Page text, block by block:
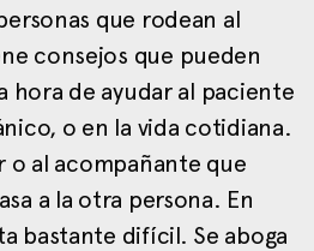
que rodean al
consejos que pueden
hora de ayudar al paciente
o en la vida cotidiana.
o al acompañante que
a la otra persona. En
bastante difícil. Se aboga